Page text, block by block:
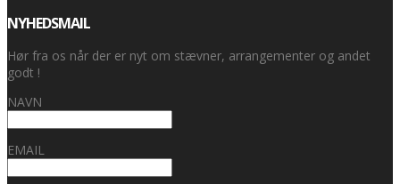
NYHEDSMAIL
Hør fra os når der er nyt om stævner, arrangementer og andet
godt !
NAVN
EMAIL